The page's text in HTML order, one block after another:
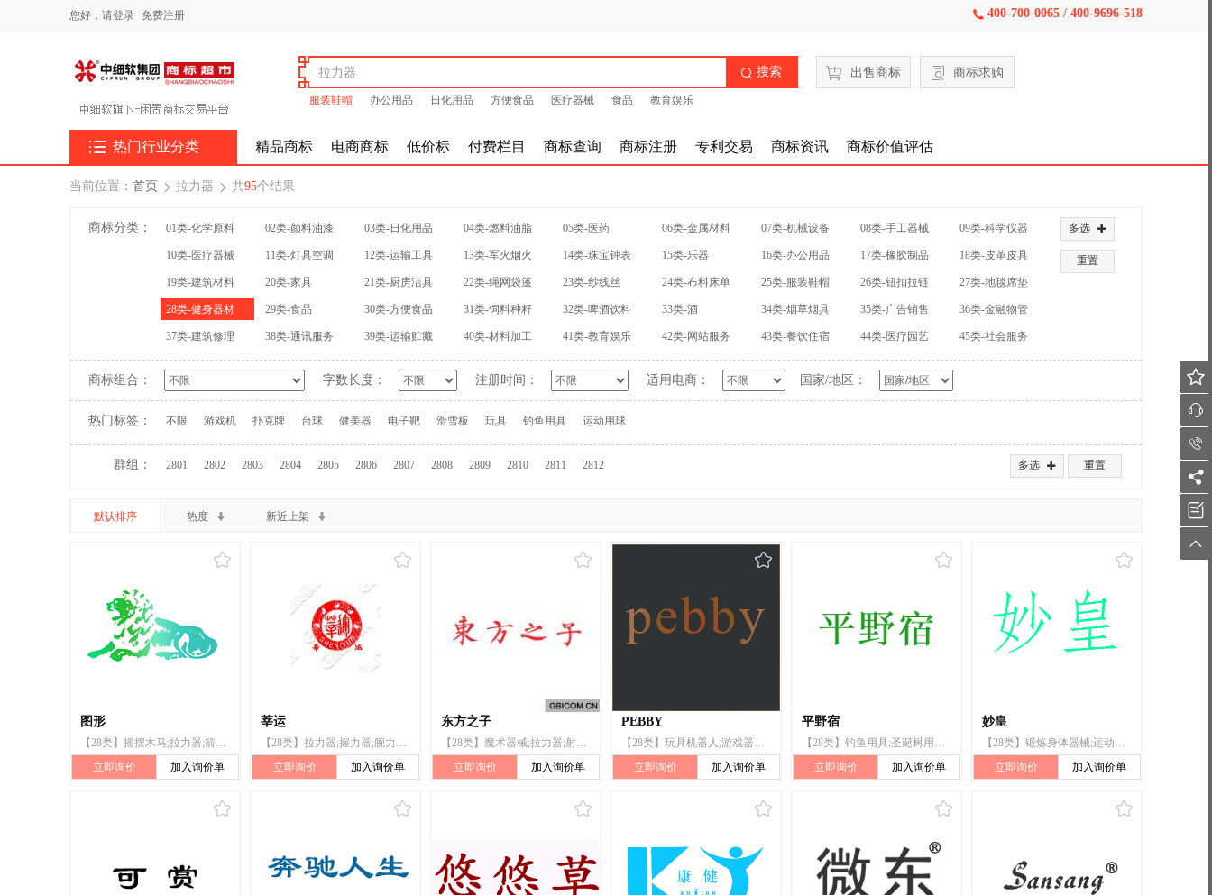
您好， 请登录 免费注册  400-700-0065 / 400-9696-518
 搜索
服装鞋帽 办公用品 日化用品 方便食品 医疗器械 食品 教育娱乐
出售商标 商标求购
 热门行业分类 精品商标 电商商标 低价标 付费栏目 商标查询 商标注册 专利交易 商标资讯 商标价值评估
当前位置： 首页  拉力器  共95个结果
多选 
重置
商标分类： 01类-化学原料 02类-颜料油漆 03类-日化用品 04类-燃料油脂 05类-医药 06类-金属材料 07类-机械设备 08类-手工器械 09类-科学仪器
10类-医疗器械 11类-灯具空调 12类-运输工具 13类-军火烟火 14类-珠宝钟表 15类-乐器 16类-办公用品 17类-橡胶制品 18类-皮革皮具
19类-建筑材料 20类-家具 21类-厨房洁具 22类-绳网袋篷 23类-纱线丝 24类-布料床单 25类-服装鞋帽 26类-钮扣拉链 27类-地毯席垫
28类-健身器材 29类-食品 30类-方便食品 31类-饲料种籽 32类-啤酒饮料 33类-酒 34类-烟草烟具 35类-广告销售 36类-金融物管
37类-建筑修理 38类-通讯服务 39类-运输贮藏 40类-材料加工 41类-教育娱乐 42类-网站服务 43类-餐饮住宿 44类-医疗园艺 45类-社会服务
商标组合： 字数长度： 注册时间： 适用电商： 国家/地区：
热门标签： 不限 游戏机 扑克牌 台球 健美器 电子靶 滑雪板 玩具 钓鱼用具 运动用球
多选  重置
群组： 2801 2802 2803 2804 2805 2806 2807 2808 2809 2810 2811 2812
默认排序 热度 新近上架
图形
【28类】摇摆木马;拉力器;箭弓;双杠;护膝(运动用品);球拍用吸汗带
立即询价
加入询价单
莘运
【28类】拉力器;握力器;腕力器;压力器;哑铃;杠铃;健美器;运动球类;溜冰鞋
立即询价
加入询价单
东方之子
【28类】魔术器械;拉力器;射箭用器;游泳池(娱乐用);圣诞树用小铃;钓具
立即询价
加入询价单
PEBBY
【28类】玩具机器人;游戏器具;压力器;拉力器;沙箱;钓鱼用具;电动游艺车;棋
立即询价
加入询价单
平野宿
【28类】钓鱼用具;圣诞树用烛台;竞技手套;帆板;箭弓;拉力器;台球;骰子;玩具;游戏器具
立即询价
加入询价单
妙皇
【28类】锻炼身体器械;运动腰带;圣诞树用小铃;钓鱼用具;体育活动器械;玩具;棋;运动用球;握力器;拉力器
立即询价
加入询价单





